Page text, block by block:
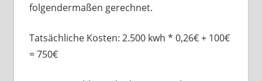
folgendermaßen gerechnet.
Tatsächliche Kosten: 2.500 kwh * 0,26€ + 100€
= 750€